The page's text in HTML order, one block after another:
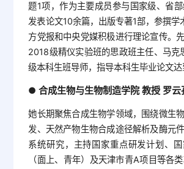
题1项，作为主要成员参与国家级、省部
发表论文10余篇，出版专著1部，参撰学
方党报和中央党媒积极进行理论宣传。
2018级精仪实验班的思政班主任、马
级本科生班导师，指导本科生毕业论文达
●合成生物与生物制造学院 教授 罗云
她长期聚焦合成生物学领域，围绕微生
发、天然产物生物合成途径解析及酶元
系统研究，主持国家重点研发计划、
（面上、青年）及天津市青A项目等各